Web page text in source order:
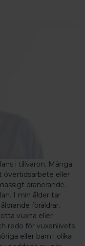
i tillvaron. Många
övertidsarbete eller
dränerande.
I min ålder tar
föräldrar.
vuxna eller
redo för vuxenlivets
eller barn i olika